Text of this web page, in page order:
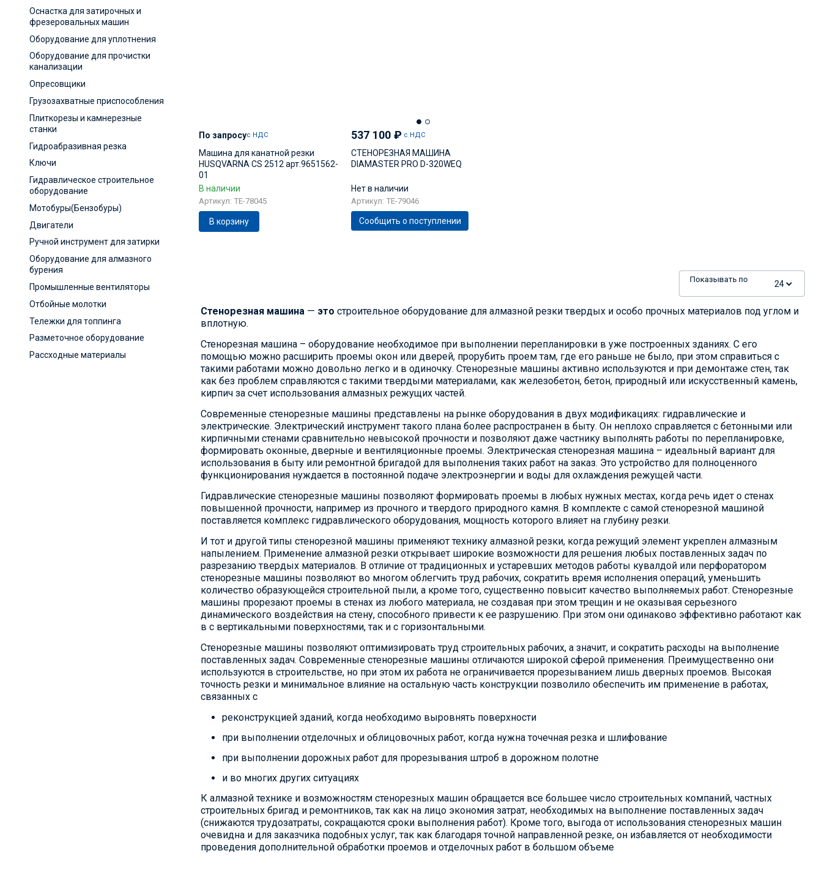
Оснастка для затирочных и
фрезеровальных машин
Оборудование для уплотнения
Оборудование для прочистки
канализации
Опресовщики
Грузозахватные приспособления
Плиткорезы и камнерезные
станки
Гидроабразивная резка
Ключи
Гидравлическое строительное
оборудование
Мотобуры(Бензобуры)
Двигатели
Ручной инструмент для затирки
Оборудование для алмазного
бурения
Промышленные вентиляторы
Отбойные молотки
Тележки для топпинга
Разметочное оборудование
Рассходные материалы
По запросус НДС
Машина для канатной резки
HUSQVARNA CS 2512 арт.9651562-
01
В наличии
Артикул: TE-78045
В корзину
537 100₽ с НДС
СТЕНОРЕЗНАЯ МАШИНА
DIAMASTER PRO D-320WEQ
Нет в наличии
Артикул: TE-79046
Сообщить о поступлении
Показывать по
Стенорезная машина — это строительное оборудование для алмазной резки твердых и особо прочных материалов под углом и
вплотную.
Стенорезная машина – оборудование необходимое при выполнении перепланировки в уже построенных зданиях. С его
помощью можно расширить проемы окон или дверей, прорубить проем там, где его раньше не было, при этом справиться с
такими работами можно довольно легко и в одиночку. Стенорезные машины активно используются и при демонтаже стен, так
как без проблем справляются с такими твердыми материалами, как железобетон, бетон, природный или искусственный камень,
кирпич за счет использования алмазных режущих частей.
Современные стенорезные машины представлены на рынке оборудования в двух модификациях: гидравлические и
электрические. Электрический инструмент такого плана более распространен в быту. Он неплохо справляется с бетонными или
кирпичными стенами сравнительно невысокой прочности и позволяют даже частнику выполнять работы по перепланировке,
формировать оконные, дверные и вентиляционные проемы. Электрическая стенорезная машина – идеальный вариант для
использования в быту или ремонтной бригадой для выполнения таких работ на заказ. Это устройство для полноценного
функционирования нуждается в постоянной подаче электроэнергии и воды для охлаждения режущей части.
Гидравлические стенорезные машины позволяют формировать проемы в любых нужных местах, когда речь идет о стенах
повышенной прочности, например из прочного и твердого природного камня. В комплекте с самой стенорезной машиной
поставляется комплекс гидравлического оборудования, мощность которого влияет на глубину резки.
И тот и другой типы стенорезной машины применяют технику алмазной резки, когда режущий элемент укреплен алмазным
напылением. Применение алмазной резки открывает широкие возможности для решения любых поставленных задач по
разрезанию твердых материалов. В отличие от традиционных и устаревших методов работы кувалдой или перфоратором
стенорезные машины позволяют во многом облегчить труд рабочих, сократить время исполнения операций, уменьшить
количество образующейся строительной пыли, а кроме того, существенно повысит качество выполняемых работ. Стенорезные
машины прорезают проемы в стенах из любого материала, не создавая при этом трещин и не оказывая серьезного
динамического воздействия на стену, способного привести к ее разрушению. При этом они одинаково эффективно работают как
в с вертикальными поверхностями, так и с горизонтальными.
Стенорезные машины позволяют оптимизировать труд строительных рабочих, а значит, и сократить расходы на выполнение
поставленных задач. Современные стенорезные машины отличаются широкой сферой применения. Преимущественно они
используются в строительстве, но при этом их работа не ограничивается прорезыванием лишь дверных проемов. Высокая
точность резки и минимальное влияние на остальную часть конструкции позволило обеспечить им применение в работах,
связанных с
реконструкцией зданий, когда необходимо выровнять поверхности
при выполнении отделочных и облицовочных работ, когда нужна точечная резка и шлифование
при выполнении дорожных работ для прорезывания штроб в дорожном полотне
и во многих других ситуациях
К алмазной технике и возможностям стенорезных машин обращается все большее число строительных компаний, частных
строительных бригад и ремонтников, так как на лицо экономия затрат, необходимых на выполнение поставленных задач
(снижаются трудозатраты, сокращаются сроки выполнения работ). Кроме того, выгода от использования стенорезных машин
очевидна и для заказчика подобных услуг, так как благодаря точной направленной резке, он избавляется от необходимости
проведения дополнительной обработки проемов и отделочных работ в большом объеме